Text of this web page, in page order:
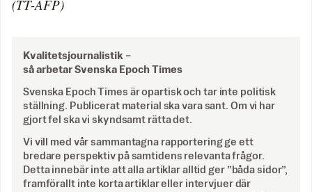
(TT-AFP)
Kvalitetsjournalistik –
så arbetar Svenska Epoch Times
Svenska Epoch Times är opartisk och tar inte politisk
ställning. Publicerat material ska vara sant. Om vi har
gjort fel ska vi skyndsamt rätta det.
Vi vill med vår sammantagna rapportering ge ett
bredare perspektiv på samtidens relevanta frågor.
Detta innebär inte att alla artiklar alltid ger ”båda sidor”,
framförallt inte korta artiklar eller intervjuer där